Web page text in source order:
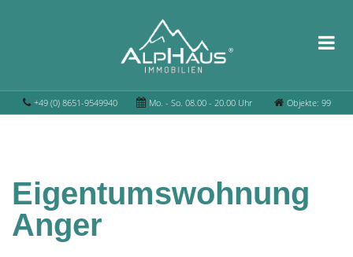
+49 (0) 8651-9549940 Mo. - So. 08.00 - 20.00 Uhr Objekte: 99
Eigentumswohnung
Anger